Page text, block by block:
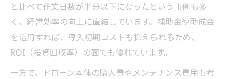
と比べて作業日数が半分以下になったという事例も多
く、経営効率の向上に直結しています。補助金や助成金
を活用すれば、導入初期コストも抑えられるため、
ROI（投資回収率）の面でも優れています。
一方で、ドローン本体の購入費やメンテナンス費用も考